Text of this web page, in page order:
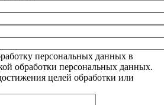
персональных данных в
обработки персональных данных.
целей обработки или